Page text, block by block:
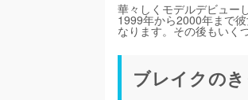
華々しくモデルデビュー
1999年から2000年まで
なります。その後もいく
ブレイクの